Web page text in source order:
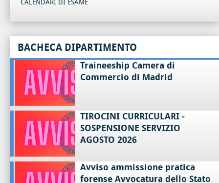
CALENDARI DI ESAME
BACHECA DIPARTIMENTO
Traineeship Camera di
Commercio di Madrid
TIROCINI CURRICULARI -
SOSPENSIONE SERVIZIO
AGOSTO 2026
Avviso ammissione pratica
forense Avvocatura dello Stato